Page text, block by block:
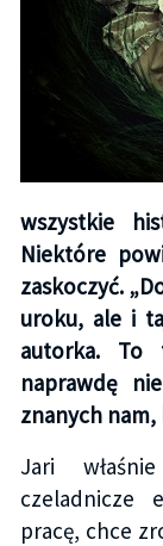
wszystkie
Niektóre
zaskoczyć.
uroku, ale i
autorka. To
naprawdę
znanych
Jari
czeladnicze
pracę, chce